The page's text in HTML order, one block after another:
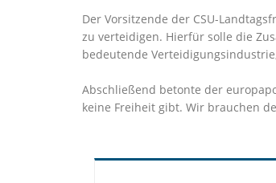
Der Vorsitzende der CSU-
zu verteidigen. Hierfür solle die
bedeutende
Abschließend betonte der
keine Freiheit gibt. Wir brauchen